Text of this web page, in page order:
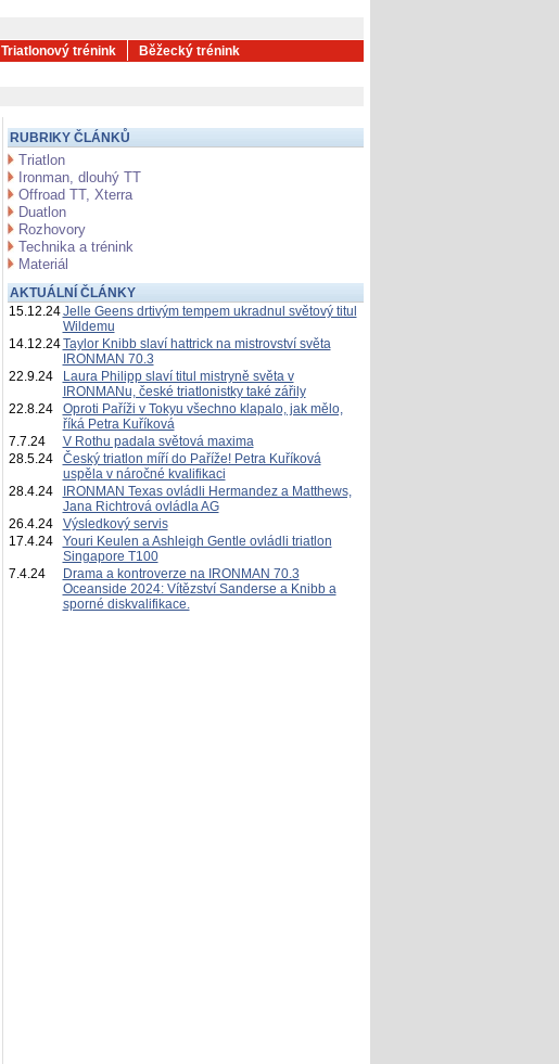
Triatlonový trénink Běžecký trénink
RUBRIKY ČLÁNKŮ
Triatlon
Ironman, dlouhý TT
Offroad TT, Xterra
Duatlon
Rozhovory
Technika a trénink
Materiál
AKTUÁLNÍ ČLÁNKY
15.12.24Jelle Geens drtivým tempem ukradnul světový titul
Wildemu
14.12.24Taylor Knibb slaví hattrick na mistrovství světa
IRONMAN 70.3
22.9.24
Laura Philipp slaví titul mistryně světa v
IRONMANu, české triatlonistky také zářily
22.8.24
Oproti Paříži v Tokyu všechno klapalo, jak mělo,
říká Petra Kuříková
7.7.24
V Rothu padala světová maxima
28.5.24
Český triatlon míří do Paříže! Petra Kuříková
uspěla v náročné kvalifikaci
28.4.24
IRONMAN Texas ovládli Hermandez a Matthews,
Jana Richtrová ovládla AG
26.4.24
Výsledkový servis
17.4.24
Youri Keulen a Ashleigh Gentle ovládli triatlon
Singapore T100
7.4.24
Drama a kontroverze na IRONMAN 70.3
Oceanside 2024: Vítězství Sanderse a Knibb a
sporné diskvalifikace.